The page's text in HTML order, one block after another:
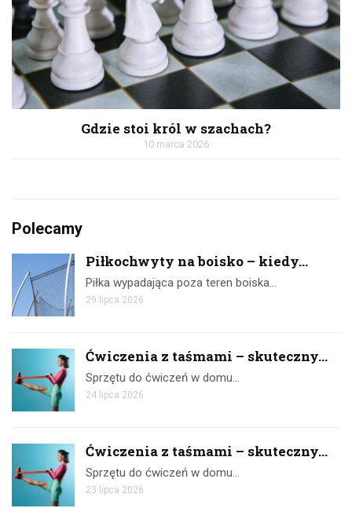
Gdzie stoi król w szachach?
10 marca 2026
Polecamy
Piłkochwyty na boisko – kiedy...
Piłka wypadająca poza teren boiska…
29 lipca 2026
Ćwiczenia z taśmami – skuteczny...
Sprzętu do ćwiczeń w domu…
24 lipca 2026
Ćwiczenia z taśmami – skuteczny...
Sprzętu do ćwiczeń w domu…
23 lipca 2026